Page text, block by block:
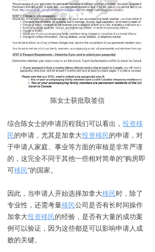
陈女士获批取签信
综合陈女士的申请历程我们可以看出， 投资移
民的申请，尤其是加拿大投资移民的申请，对
于申请人家庭、事业等方面的审核是非常严谨
的，这完全不同于其他一些相对简单的“购房即
可移民”的国家。
因此，当申请人开始选择加拿大移民时，除了
专业性，还需考量移民公司是否有长时间操作
加拿大投资移民的经验，是否有大量的成功案
例可以验证，因为这些都是可以影响申请人成
败的关键。